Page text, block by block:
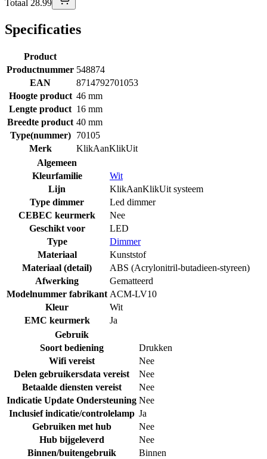
Totaal 28.99
Specificaties
Product
Productnummer 548874
EAN
8714792701053
Hoogte product 46 mm
Lengte product 16 mm
Breedte product 40 mm
Type(nummer)
70105
Merk
KlikAanKlikUit
Algemeen
Kleurfamilie
Wit
Lijn
KlikAanKlikUit systeem
Type dimmer
Led dimmer
CEBEC keurmerk
Nee
Geschikt voor
LED
Type
Dimmer
Materiaal
Kunststof
Materiaal (detail)
ABS (Acrylonitril-butadieen-styreen)
Afwerking
Gematteerd
Modelnummer fabrikant ACM-LV10
Kleur
Wit
EMC keurmerk
Ja
Gebruik
Soort bediening
Drukken
Wifi vereist
Nee
Delen gebruikersdata vereist
Nee
Betaalde diensten vereist
Nee
Indicatie Update Ondersteuning Nee
Inclusief indicatie/controlelamp Ja
Gebruiken met hub
Nee
Hub bijgeleverd
Nee
Binnen/buitengebruik
Binnen